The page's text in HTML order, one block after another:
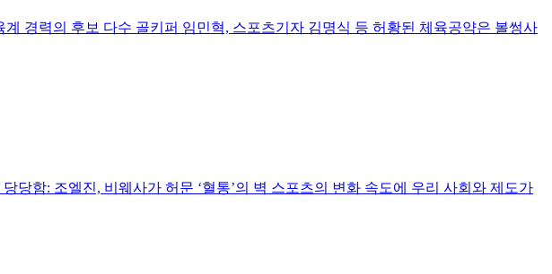
계 경력의 후보 다수 골키퍼 임민혁, 스포츠기자 김명식 등 허황된 체육공약은 볼썽사
당당함: 조엘진, 비웨사가 허문 ‘혈통’의 벽 스포츠의 변화 속도에 우리 사회와 제도가